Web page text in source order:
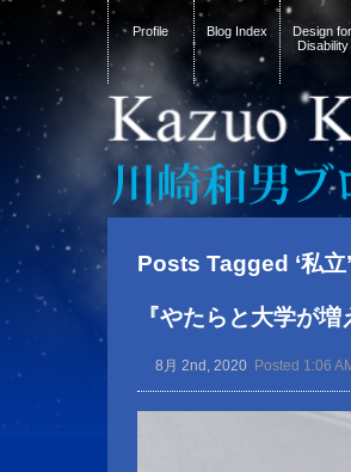
Profile Blog Index
Design for
Disability
Posts Tagged ‘私立’
『やたらと大学が
8月 2nd, 2020 Posted 1:06